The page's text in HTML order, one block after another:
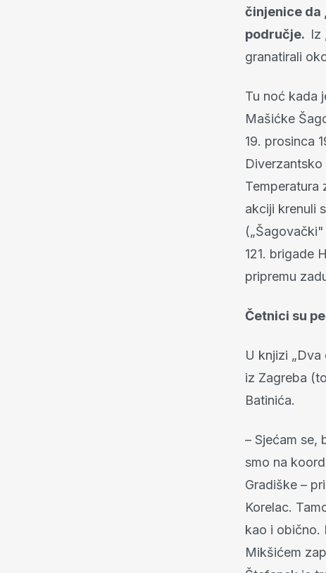
činjenice da
područje. Iz
granatirali
Tu noć kada
Mašićke
19. prosinca
Temperatura
akciji krenuli
(„Šagovački"
121. brigade
pripremu
Četnici su
U knjizi
iz Zagreba
Batinića.
– Sjećam se,
smo na
Gradiške –
Korelac.
kao i obično.
Mikšićem